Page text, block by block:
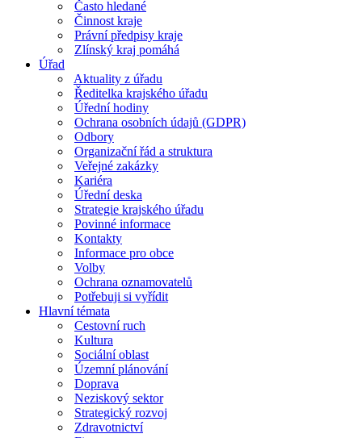
Často hledané
Činnost kraje
Právní předpisy kraje
Zlínský kraj pomáhá
Úřad
Aktuality z úřadu
Ředitelka krajského úřadu
Úřední hodiny
Ochrana osobních údajů (GDPR)
Odbory
Organizační řád a struktura
Veřejné zakázky
Kariéra
Úřední deska
Strategie krajského úřadu
Povinné informace
Kontakty
Informace pro obce
Volby
Ochrana oznamovatelů
Potřebuji si vyřídit
Hlavní témata
Cestovní ruch
Kultura
Sociální oblast
Územní plánování
Doprava
Neziskový sektor
Strategický rozvoj
Zdravotnictví